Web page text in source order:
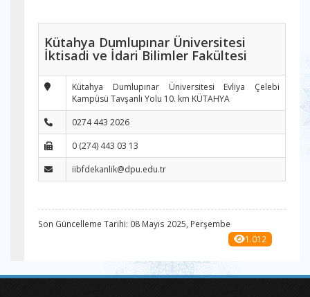
Kütahya Dumlupınar Üniversitesi
İktisadi ve İdari Bilimler Fakültesi
Kütahya Dumlupınar Üniversitesi Evliya Çelebi
Kampüsü Tavşanlı Yolu 10. km KÜTAHYA
0274 443 2026
0 (274) 443 03 13
iibfdekanlik@dpu.edu.tr
Son Güncelleme Tarihi: 08 Mayıs 2025, Perşembe
1.012